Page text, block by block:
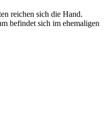
reichen sich die Hand.
befindet sich im ehemaligen